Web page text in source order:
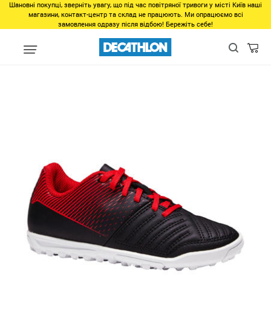
Шановні покупці, зверніть увагу, що під час повітряної тривоги у місті Київ наші
магазини, контакт-центр та склад не працюють. Ми опрацюємо всі
замовлення одразу після відбою! Бережіть себе!
Виды спорта Командные виды спорта Обувь для